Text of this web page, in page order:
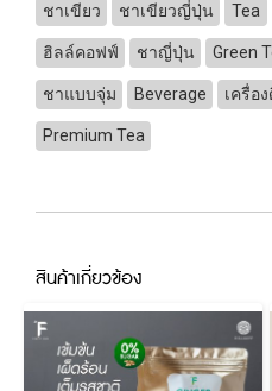
ชาเขียว ชาเขียวญี่ปุ่น Tea
ฮิลล์คอฟฟ์ ชาญี่ปุ่น Green
ชาแบบจุ่ม Beverage เครื่อ
Premium Tea
สินค้าเกี่ยวข้อง